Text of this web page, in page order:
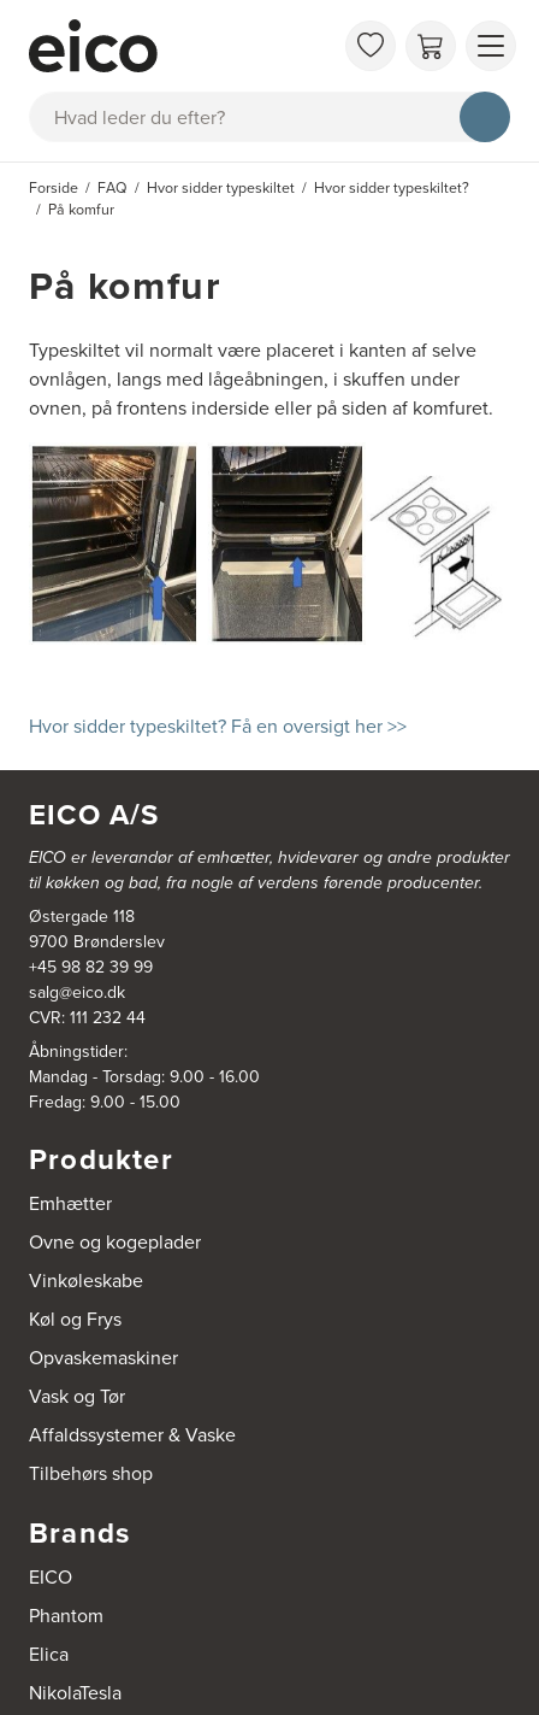
Søg
OM
FAQ
Forside FAQ Hvor sidder typeskiltet
Hvor sidder typeskiltet?
På komfur
På komfur
Typeskiltet vil normalt være placeret i kanten af selve
ovnlågen, langs med lågeåbningen, i skuffen under
ovnen, på frontens inderside eller på siden af komfuret.
Hvor sidder typeskiltet? Få en oversigt her >>
EICO A/S
EICO er leverandør af emhætter, hvidevarer ogandre produkter
til køkken og bad, fra nogle af verdens førende producenter.
Østergade 118
9700 Brønderslev
+45 98 82 39 99
salg@eico.dk
CVR: 111 232 44
Åbningstider:
Mandag - Torsdag: 9.00 - 16.00
Fredag: 9.00 - 15.00
Produkter
Emhætter
Ovne og kogeplader
Vinkøleskabe
Køl og Frys
Opvaskemaskiner
Vask og Tør
Affaldssystemer & Vaske
Tilbehørs shop
Brands
EICO
Phantom
Elica
NikolaTesla